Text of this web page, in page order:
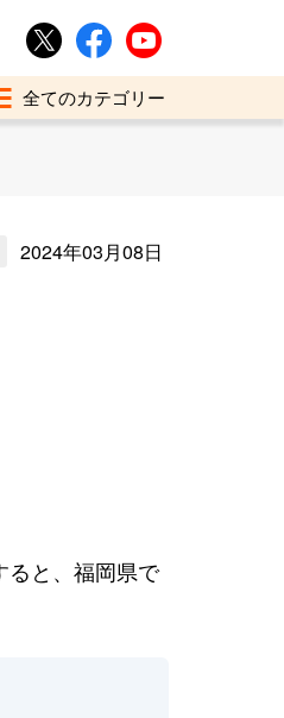
2024年03月08日
ると、福岡県で